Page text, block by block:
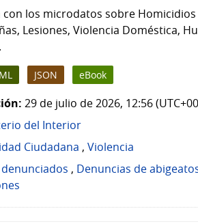
los microdatos sobre
Lesiones, Violencia Doméstica,
JSON eBook
29 de julio de 2026, 12:56
del Interior
Ciudadana , Violencia
, Denuncias de